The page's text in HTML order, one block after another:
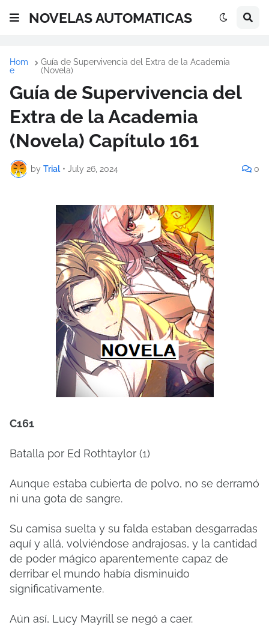
NOVELAS AUTOMATICAS
Hom
e
Guía de Supervivencia del Extra de la Academia
(Novela)
Guía de Supervivencia del
Extra de la Academia
(Novela) Capítulo 161
by Trial • July 26, 2024 0
C161
Batalla por Ed Rothtaylor (1)
Aunque estaba cubierta de polvo, no se derramó
ni una gota de sangre.
Su camisa suelta y su falda estaban desgarradas
aquí y allá, volviéndose andrajosas, y la cantidad
de poder mágico aparentemente capaz de
derribar el mundo había disminuido
significativamente.
Aún así, Lucy Mayrill se negó a caer.